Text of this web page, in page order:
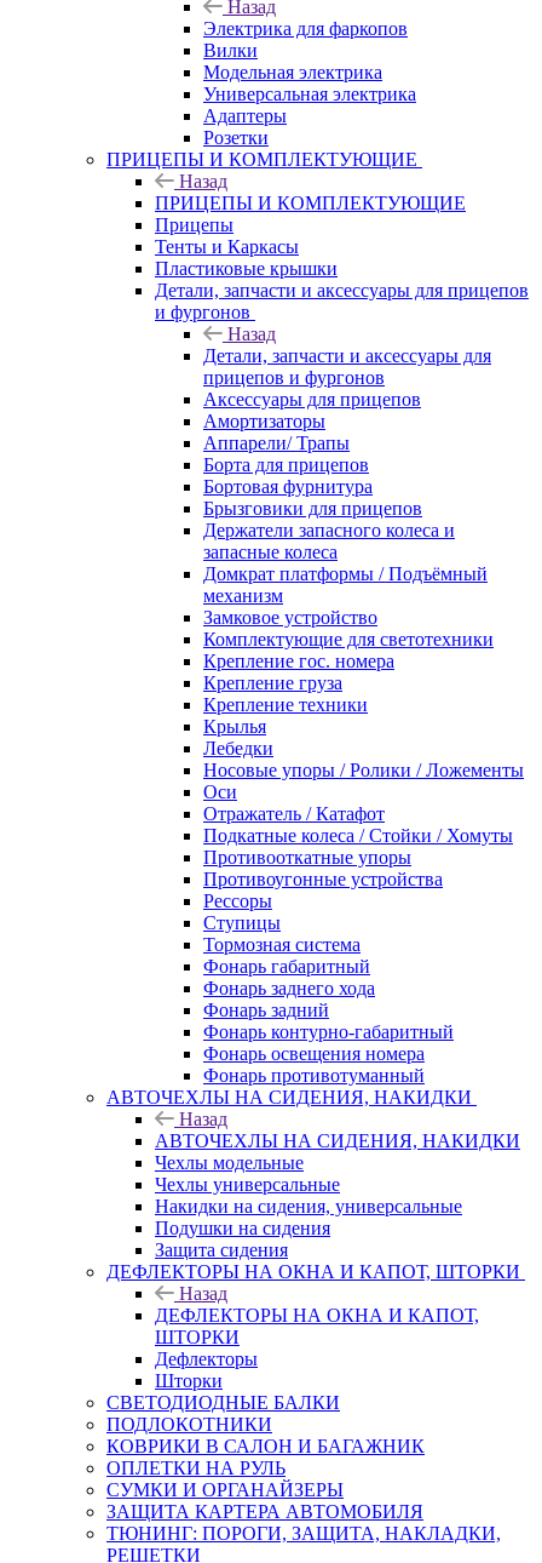
Назад
Электрика для фаркопов
Вилки
Модельная электрика
Универсальная электрика
Адаптеры
Розетки
ПРИЦЕПЫ И КОМПЛЕКТУЮЩИЕ
Назад
ПРИЦЕПЫ И КОМПЛЕКТУЮЩИЕ
Прицепы
Тенты и Каркасы
Пластиковые крышки
Детали, запчасти и аксессуары для прицепов
и фургонов
Назад
Детали, запчасти и аксессуары для
прицепов и фургонов
Аксессуары для прицепов
Амортизаторы
Аппарели/ Трапы
Борта для прицепов
Бортовая фурнитура
Брызговики для прицепов
Держатели запасного колеса и
запасные колеса
Домкрат платформы / Подъёмный
механизм
Замковое устройство
Комплектующие для светотехники
Крепление гос. номера
Крепление груза
Крепление техники
Крылья
Лебедки
Носовые упоры / Ролики / Ложементы
Оси
Отражатель / Катафот
Подкатные колеса / Стойки / Хомуты
Противооткатные упоры
Противоугонные устройства
Рессоры
Ступицы
Тормозная система
Фонарь габаритный
Фонарь заднего хода
Фонарь задний
Фонарь контурно-габаритный
Фонарь освещения номера
Фонарь противотуманный
АВТОЧЕХЛЫ НА СИДЕНИЯ, НАКИДКИ
Назад
АВТОЧЕХЛЫ НА СИДЕНИЯ, НАКИДКИ
Чехлы модельные
Чехлы универсальные
Накидки на сидения, универсальные
Подушки на сидения
Защита сидения
ДЕФЛЕКТОРЫ НА ОКНА И КАПОТ, ШТОРКИ
Назад
ДЕФЛЕКТОРЫ НА ОКНА И КАПОТ,
ШТОРКИ
Дефлекторы
Шторки
СВЕТОДИОДНЫЕ БАЛКИ
ПОДЛОКОТНИКИ
КОВРИКИ В САЛОН И БАГАЖНИК
ОПЛЕТКИ НА РУЛЬ
СУМКИ И ОРГАНАЙЗЕРЫ
ЗАЩИТА КАРТЕРА АВТОМОБИЛЯ
ТЮНИНГ: ПОРОГИ, ЗАЩИТА, НАКЛАДКИ,
РЕШЕТКИ